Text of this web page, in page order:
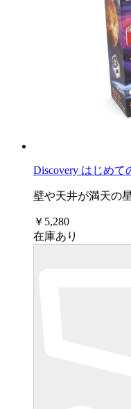
Discovery はじめ
壁や天井が満天の
￥5,280
在庫あり